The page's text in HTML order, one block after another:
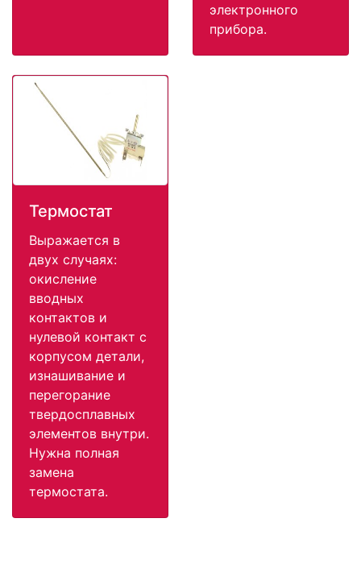
электронного
прибора.
Термостат
Выражается в
двух случаях:
окисление
вводных
контактов и
нулевой контакт с
корпусом детали,
изнашивание и
перегорание
твердосплавных
элементов внутри.
Нужна полная
замена
термостата.